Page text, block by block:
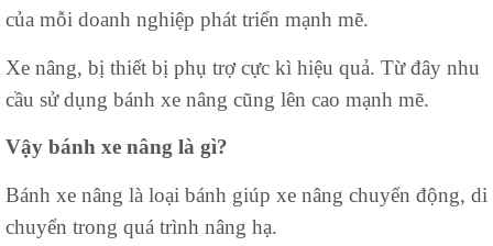
của mỗi doanh nghiệp phát triển mạnh mẽ.
Xe nâng, bị thiết bị phụ trợ cực kì hiệu quả. Từ đây nhu
cầu sử dụng bánh xe nâng cũng lên cao mạnh mẽ.
Vậy bánh xe nâng là gì?
Bánh xe nâng là loại bánh giúp xe nâng chuyển động, di
chuyển trong quá trình nâng hạ.